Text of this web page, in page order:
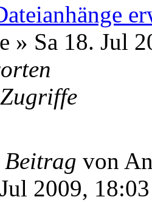
» Sa 18. Jul
Zugriffe
Beitrag von
2009, 18:03